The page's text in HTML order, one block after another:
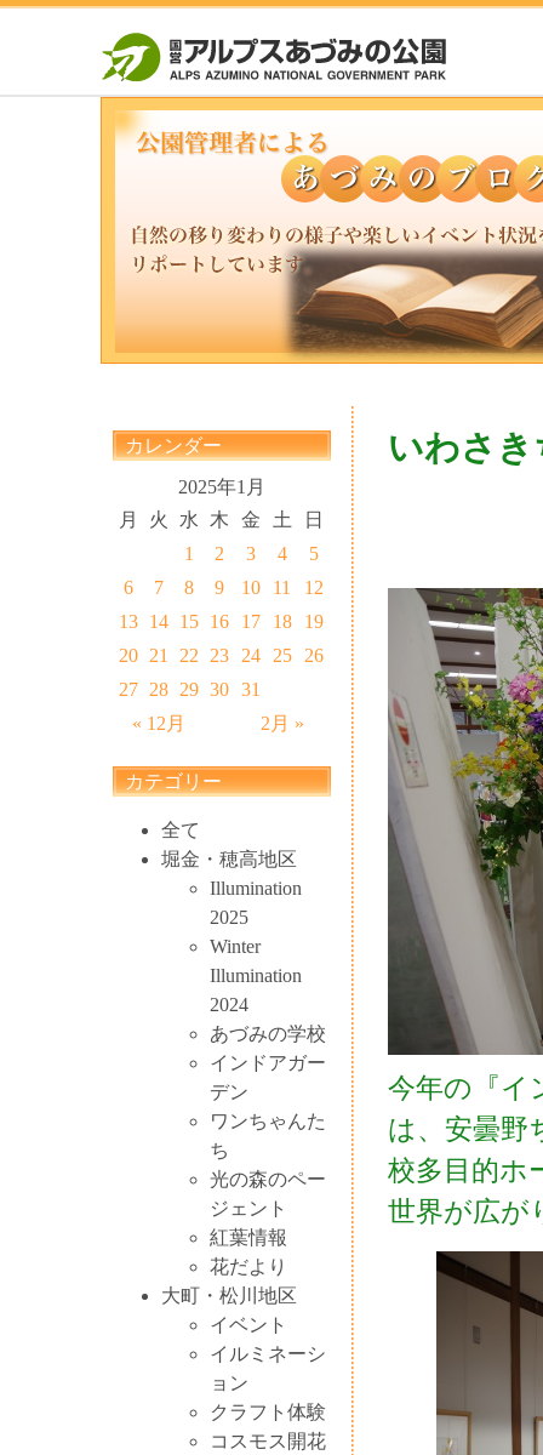
カレンダー
2025年1月
月
火 水 木 金 土 日
« 12月 2月 »
1 2 3 4
5
6
7 8 9 10 11
12
13 14 15 16 17 18
19
20 21 22 23 24 25
26
27 28 29 30 31
カテゴリー
全て
堀金・穂高地区
Illumination
2025
Winter
Illumination
2024
あづみの学校
インドアガー
デン
ワンちゃんた
ち
光の森のペー
ジェント
紅葉情報
花だより
大町・松川地区
イベント
イルミネーシ
ョン
クラフト体験
コスモス開花
いわさ
今年の『イ
は、安曇野
校多目的ホ
世界が広が